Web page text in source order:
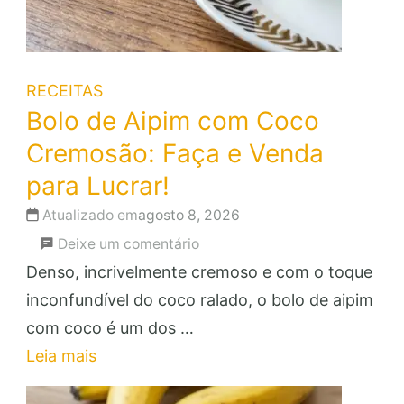
RECEITAS
Bolo de Aipim com Coco
Cremosão: Faça e Venda
para Lucrar!
Atualizado emagosto 8, 2026
Deixe um comentárioem
Bolo
de
Coco
Denso, incrivelmente cremoso e com o toque
inconfundível do coco ralado, o bolo de aipim
com coco é um dos …
Leia mais